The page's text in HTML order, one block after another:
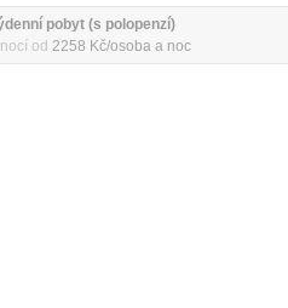
pobyt (s polopenzí)
od 2258 Kč/osoba a noc